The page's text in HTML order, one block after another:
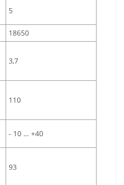
5
18650
3,7
110
- 10 … +40
93